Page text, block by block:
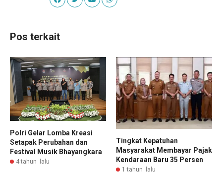
Pos terkait
Polri Gelar Lomba Kreasi
Setapak Perubahan dan
Festival Musik Bhayangkara
4 tahun lalu
Tingkat Kepatuhan
Masyarakat Membayar Pajak
Kendaraan Baru 35 Persen
1 tahun lalu